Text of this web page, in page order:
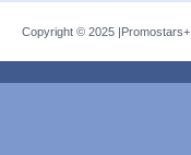
Copyright © 2025 |Promostars+